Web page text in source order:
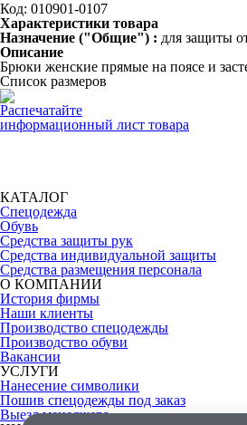
Код: 010901-0107
Характеристики товара
Назначение ("Общие") : для защиты
Описание
Брюки женские прямые на поясе и
Список размеров
Распечатайте
информационный лист товара
КАТАЛОГ
Спецодежда
Обувь
Средства защиты рук
Средства индивидуальной защиты
Средства размещения персонала
О КОМПАНИИ
История фирмы
Наши клиенты
Производство спецодежды
Производство обуви
Вакансии
УСЛУГИ
Нанесение символики
Пошив спецодежды под заказ
Выезд менеджера